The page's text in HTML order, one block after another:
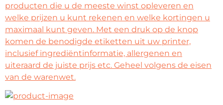
producten die u de meeste winst opleveren en
welke prijzen u kunt rekenen en welke kortingen u
maximaal kunt geven. Met een druk op de knop
komen de benodigde etiketten uit uw printer,
inclusief ingrediëntinformatie, allergenen en
uiteraard de juiste prijs etc. Geheel volgens de eisen
van de warenwet.